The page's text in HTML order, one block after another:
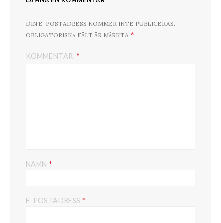
DIN E-POSTADRESS KOMMER INTE PUBLICERAS.
OBLIGATORISKA FÄLT ÄR MÄRKTA *
KOMMENTAR
NAMN *
E-POSTADRESS *